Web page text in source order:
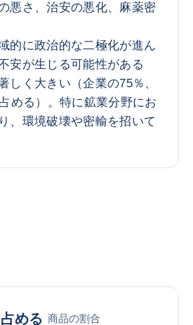
悪さ、治安の悪化、麻薬密
的に政治的な二極化が進ん
安が生じる可能性がある
しく大きい（企業の75％、
める）。特に鉱業分野にお
、環境破壊や密輸を招いて
める 商品の割合